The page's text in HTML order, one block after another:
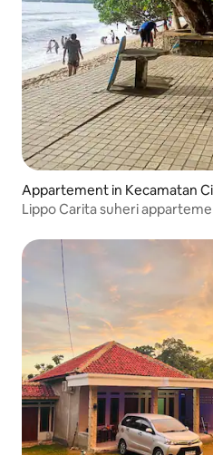
Appartement in Kecamatan
Lippo Carita suheri